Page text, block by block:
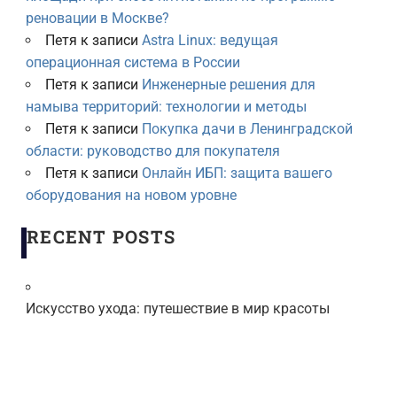
реновации в Москве?
Петя к записи Astra Linux: ведущая
операционная система в России
Петя к записи Инженерные решения для
намыва территорий: технологии и методы
Петя к записи Покупка дачи в Ленинградской
области: руководство для покупателя
Петя к записи Онлайн ИБП: защита вашего
оборудования на новом уровне
RECENT POSTS
Искусство ухода: путешествие в мир красоты